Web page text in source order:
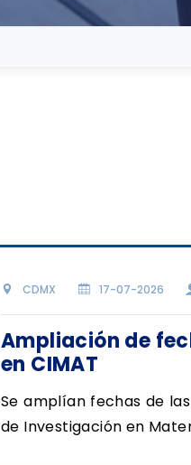
CDMX 17-07-2026
Ampliación de
en CIMAT
Se amplían fechas de
de Investigación en